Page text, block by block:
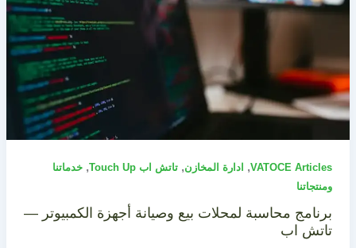
VATOCE Articles
, ادارة المخازن, تاتش اب Touch Up , خدماتنا
ومنتجاتنا
برنامج محاسبة لمحلات بيع وصيانة أجهزة الكمبيوتر —
تاتش اب